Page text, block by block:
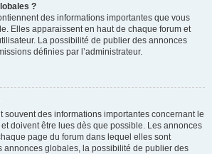
?
des informations importantes que vous
Elles apparaissent en haut de chaque forum et
La possibilité de publier des annonces
définies par l’administrateur.
souvent des informations importantes concernant le
doivent être lues dès que possible. Les annonces
page du forum dans lequel elles sont
annonces globales, la possibilité de publier des